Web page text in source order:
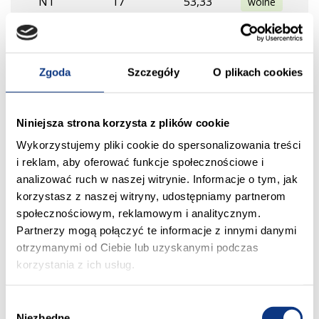
Zgoda Szczegóły O plikach cookies
Niniejsza strona korzysta z plików cookie
Wykorzystujemy pliki cookie do spersonalizowania treści
i reklam, aby oferować funkcje społecznościowe i
analizować ruch w naszej witrynie. Informacje o tym, jak
korzystasz z naszej witryny, udostępniamy partnerom
społecznościowym, reklamowym i analitycznym.
Partnerzy mogą połączyć te informacje z innymi danymi
otrzymanymi od Ciebie lub uzyskanymi podczas
korzystania z ich usług.
sprzedane
N3
N4 18 35,49
N5 18 58,54 sprzedane
N6 18 60,45 sprzedane
18 42,18
N2 18 35,48